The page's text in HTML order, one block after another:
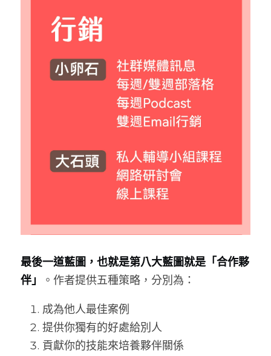
最後一道藍圖，也就是第八大藍圖就是「合作夥
伴」
。作者提供五種策略，分別為：
成為他人最佳案例
提供你獨有的好處給別人
貢獻你的技能來培養夥伴關係